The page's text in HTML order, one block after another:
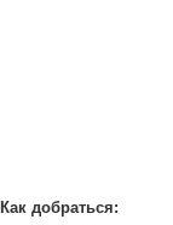
Как добраться: